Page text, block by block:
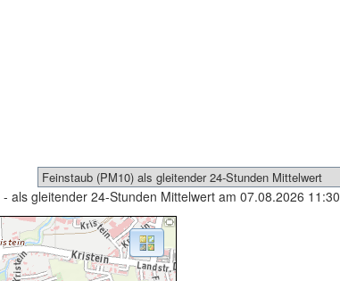
- als gleitender 24-Stunden Mittelwert am 07.08.2026 11:30